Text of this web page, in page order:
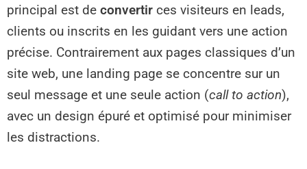
principal est de convertir ces visiteurs en leads,
clients ou inscrits en les guidant vers une action
précise. Contrairement aux pages classiques d’un
site web, une landing page se concentre sur un
seul message et une seule action (call to action),
avec un design épuré et optimisé pour minimiser
les distractions.